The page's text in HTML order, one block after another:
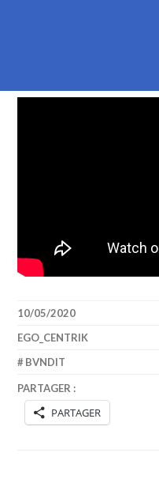
10/05/2020
EGO_CENTRIK
BVNDIT
PARTAGER :
PARTAGER